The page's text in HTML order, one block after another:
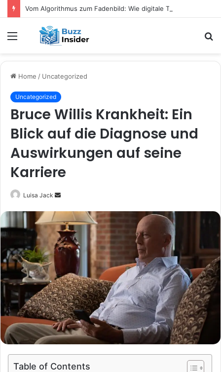
Menu
Home / Uncategorized
Uncategorized
Bruce Willis Krankheit: Ein
Blick auf die Diagnose und
Auswirkungen auf seine
Karriere
Luisa Jack
Send
email
Table of Contents